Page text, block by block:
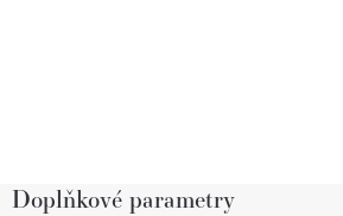
Doplňkové parametry